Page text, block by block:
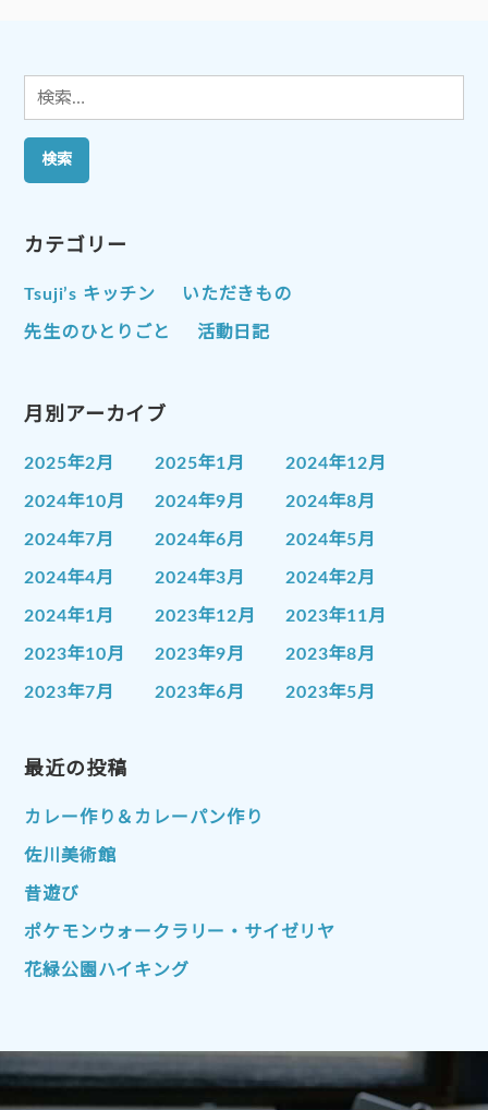
検
索:
カテゴリー
Tsuji’s キッチン いただきもの
先生のひとりごと 活動日記
月別アーカイブ
2025年2月 2025年1月 2024年12月
2024年10月 2024年9月 2024年8月
2024年7月 2024年6月 2024年5月
2024年4月 2024年3月 2024年2月
2024年1月 2023年12月 2023年11月
2023年10月 2023年9月 2023年8月
2023年7月 2023年6月 2023年5月
2023年1月
2022年10月 2022年9月
2022年7月
2022年4月
2022年1月 2021年12月 2021年11月
2021年10月 2021年9月
2021年1月 2020年12月 2020年11月
最近の投稿
カレー作り＆カレーパン作り
佐川美術館
昔遊び
ポケモンウォークラリー・サイゼリヤ
花緑公園ハイキング